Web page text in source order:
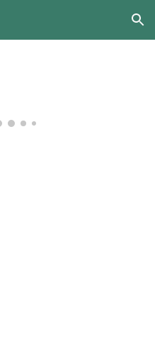
Skip to navigation